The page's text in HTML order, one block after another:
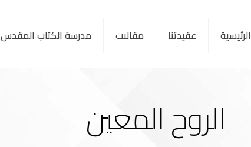
الرئيسية عقيدتنا مقالات مدرسة الكتاب المقدس
الروح المعين